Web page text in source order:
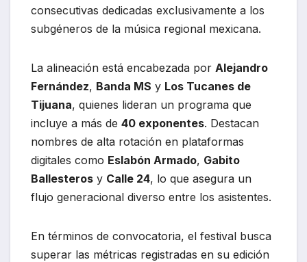
consecutivas dedicadas exclusivamente a los
subgéneros de la música regional mexicana.
La alineación está encabezada por Alejandro
Fernández, Banda MS y Los Tucanes de
Tijuana, quienes lideran un programa que
incluye a más de 40 exponentes. Destacan
nombres de alta rotación en plataformas
digitales como Eslabón Armado, Gabito
Ballesteros y Calle 24, lo que asegura un
flujo generacional diverso entre los asistentes.
En términos de convocatoria, el festival busca
superar las métricas registradas en su edición